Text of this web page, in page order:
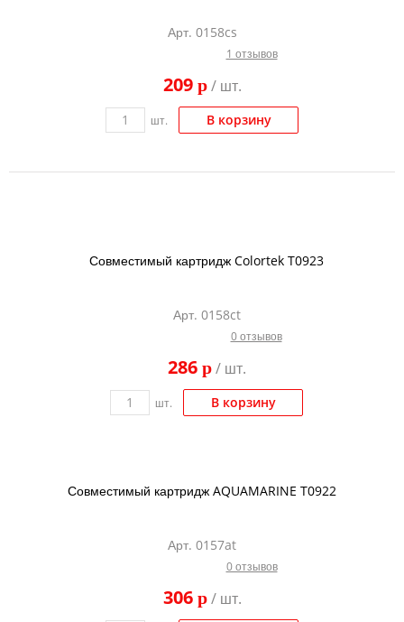
Арт. 0158cs
1 отзывов
209 p/ шт.
шт. В корзину
Совместимый картридж Colortek T0923
Арт. 0158ct
0 отзывов
286 p/ шт.
шт. В корзину
Совместимый картридж AQUAMARINE T0922
Арт. 0157at
0 отзывов
306 p/ шт.